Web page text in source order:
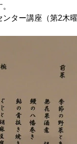
ター講座（第2木曜